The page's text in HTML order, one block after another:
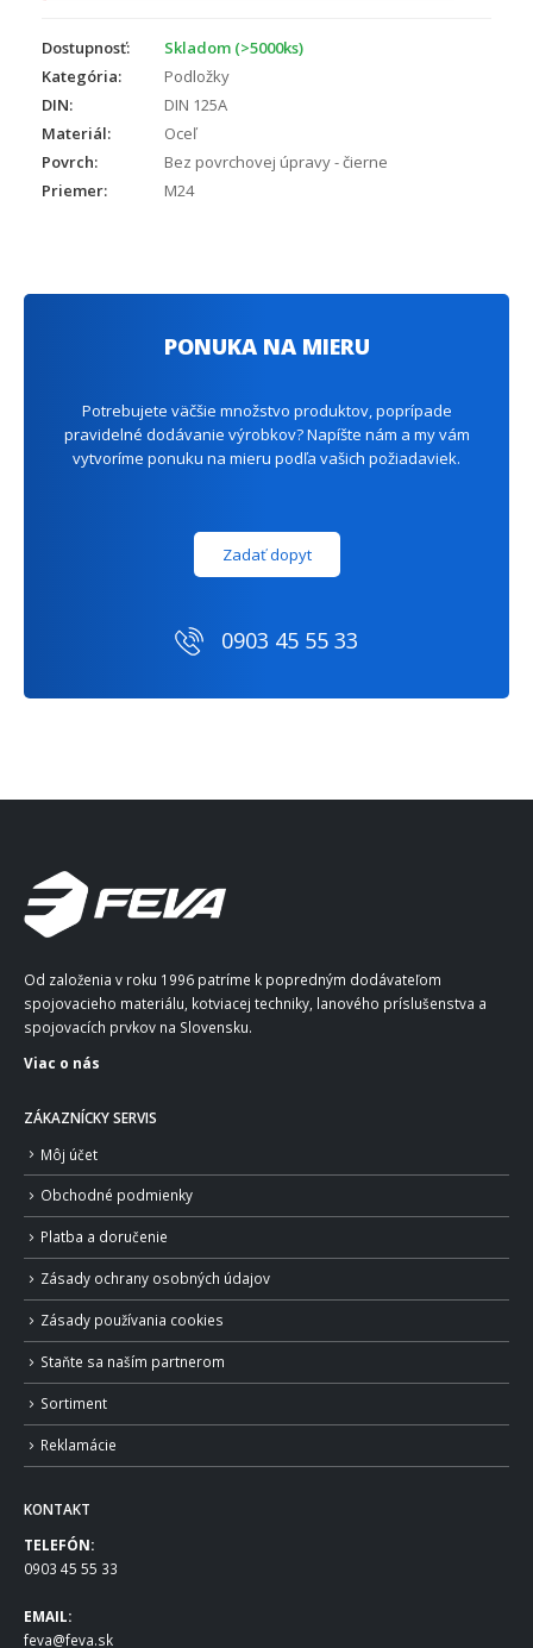
Dostupnosť:
Skladom (>5000ks)
Kategória:
Podložky
DIN:
DIN 125A
Materiál:
Oceľ
Povrch:
Bez povrchovej úpravy - čierne
Priemer:
M24
PONUKA NA MIERU
Potrebujete väčšie množstvo produktov, poprípade
pravidelné dodávanie výrobkov? Napíšte nám a my vám
vytvoríme ponuku na mieru podľa vašich požiadaviek.
Zadať dopyt
0903 45 55 33
Od založenia v roku 1996 patríme k popredným dodávateľom
spojovacieho materiálu, kotviacej techniky, lanového príslušenstva a
spojovacích prvkov na Slovensku.
Viac o nás
ZÁKAZNÍCKY SERVIS
Môj účet
Obchodné podmienky
Platba a doručenie
Zásady ochrany osobných údajov
Zásady používania cookies
Staňte sa naším partnerom
Sortiment
Reklamácie
KONTAKT
TELEFÓN:
0903 45 55 33
EMAIL:
feva@feva.sk